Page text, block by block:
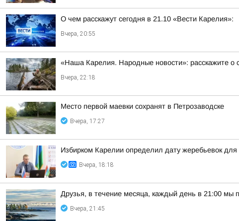
О чем расскажут сегодня в 21.10 «Вести Карелия»:
Вчера, 20:55
«Наша Карелия. Народные новости»: расскажите о
Вчера, 22:18
Место первой маевки сохранят в Петрозаводске
Вчера, 17:27
Избирком Карелии определил дату жеребьевок
Вчера, 18:18
Друзья, в течение месяца, каждый день в 21:00
Вчера, 21:45